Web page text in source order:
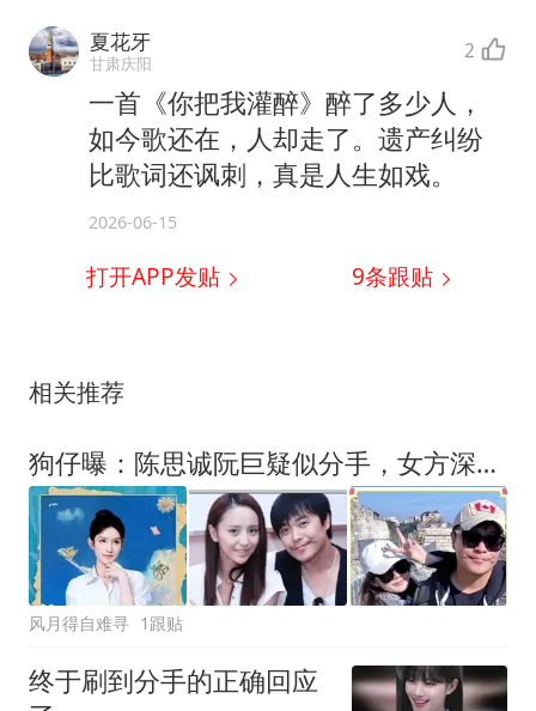
夏花牙
甘肃庆阳 2
一首《你把我灌醉》醉了多少人，
如今歌还在，人却走了。遗产纠纷
比歌词还讽刺，真是人生如戏。
2026-06-15
打开APP发贴 9条跟贴
相关推荐
狗仔曝：陈思诚阮巨疑似分手，女方深夜与神秘男子聚餐后同回住处
风月得自难寻 1跟贴
终于刷到分手的正确回应